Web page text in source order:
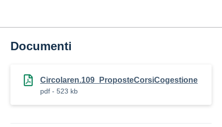
Documenti
Circolaren.109_ProposteCorsiCogestione
pdf - 523 kb